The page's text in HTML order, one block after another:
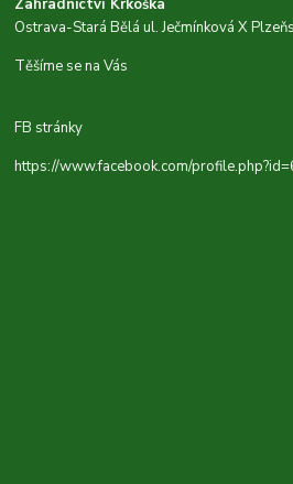
Ostrava-Stará Bělá ul. Ječmínková X
Těšíme se na Vás
FB stránky
https://www.facebook.com/